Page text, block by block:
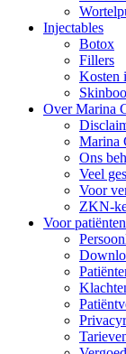
Injectables
Botox
Fillers
Kosten
Over Marina
Marina
Ons
Veel
Voor
ZKN-
Voor patiënten